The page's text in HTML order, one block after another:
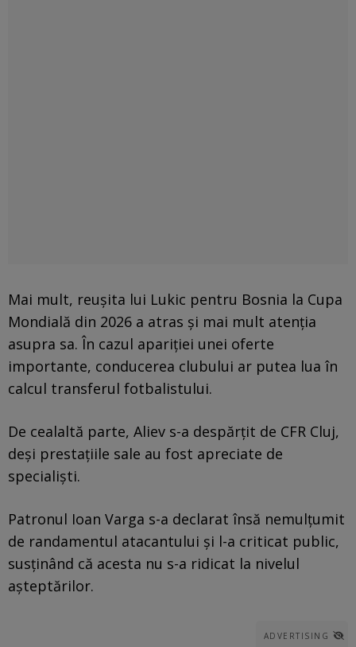
Mai mult, reușita lui Lukic pentru Bosnia la Cupa
Mondială din 2026 a atras și mai mult atenția
asupra sa. În cazul apariției unei oferte
importante, conducerea clubului ar putea lua în
calcul transferul fotbalistului.
De cealaltă parte, Aliev s-a despărțit de CFR Cluj,
deși prestațiile sale au fost apreciate de
specialiști.
Patronul Ioan Varga s-a declarat însă nemulțumit
de randamentul atacantului și l-a criticat public,
susținând că acesta nu s-a ridicat la nivelul
așteptărilor.
ADVERTISING